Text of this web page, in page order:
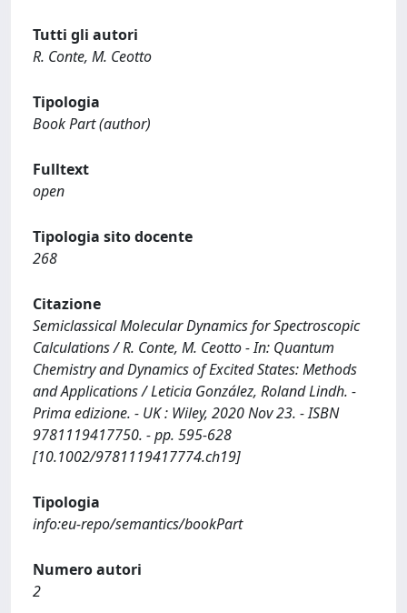
Tutti gli autori
R. Conte, M. Ceotto
Tipologia
Book Part (author)
Fulltext
open
Tipologia sito docente
268
Citazione
Semiclassical Molecular Dynamics for Spectroscopic
Calculations / R. Conte, M. Ceotto - In: Quantum
Chemistry and Dynamics of Excited States: Methods
and Applications / Leticia González, Roland Lindh. -
Prima edizione. - UK : Wiley, 2020 Nov 23. - ISBN
9781119417750. - pp. 595-628
[10.1002/9781119417774.ch19]
Tipologia
info:eu-repo/semantics/bookPart
Numero autori
2